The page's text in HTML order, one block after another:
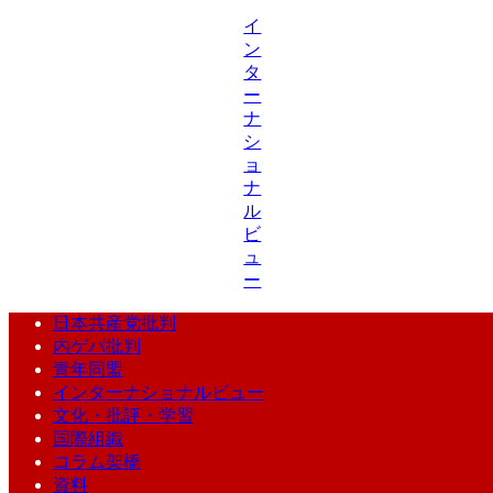
イ
ン
タ
ー
ナ
シ
ョ
ナ
ル
ビ
ュ
ー
日本共産党批判
内ゲバ批判
青年同盟
インターナショナルビュー
文化・批評・学習
国際組織
コラム架橋
資料